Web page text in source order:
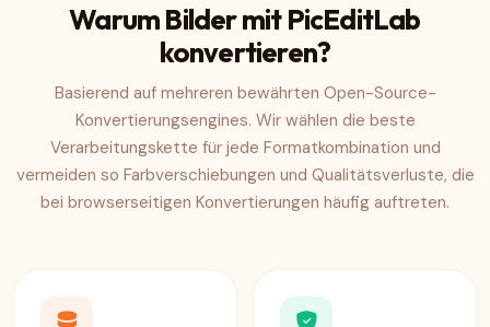
Warum Bilder mit PicEditLab
konvertieren?
Basierend auf mehreren bewährten Open-Source-
Konvertierungsengines. Wir wählen die beste
Verarbeitungskette für jede Formatkombination und
vermeiden so Farbverschiebungen und Qualitätsverluste, die
bei browserseitigen Konvertierungen häufig auftreten.